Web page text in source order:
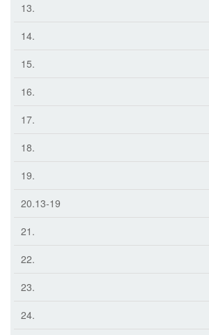
13.
14.
15.
16.
17.
18.
19.
20.13-19
21.
22.
23.
24.